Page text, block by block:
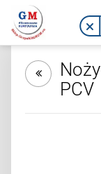
PCV